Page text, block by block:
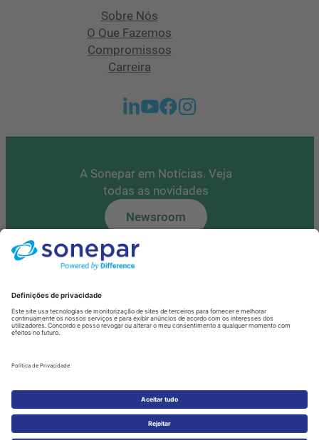
Sobre Nós
O Que Fazemos
Compromissos
Carreira
A Sonepar em Notícias. Veja
todas as novidades
Newsroom
Contacte-nos
Política de Privacidade de Dados